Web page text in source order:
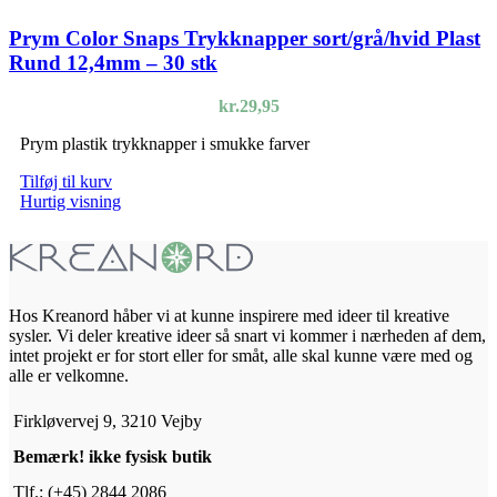
Prym Color Snaps Trykknapper sort/grå/hvid Plast
Rund 12,4mm – 30 stk
kr.29,95
Prym plastik trykknapper i smukke farver
Tilføj til kurv
Hurtig visning
Hos Kreanord håber vi at kunne inspirere med ideer til kreative
sysler. Vi deler kreative ideer så snart vi kommer i nærheden af dem,
intet projekt er for stort eller for småt, alle skal kunne være med og
alle er velkomne.
Firkløvervej 9, 3210 Vejby
Bemærk! ikke fysisk butik
Tlf.: (+45) 2844 2086